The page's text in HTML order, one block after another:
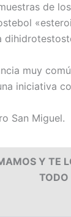
de
muy
iniciativa
San Miguel.
Y TE
TODO